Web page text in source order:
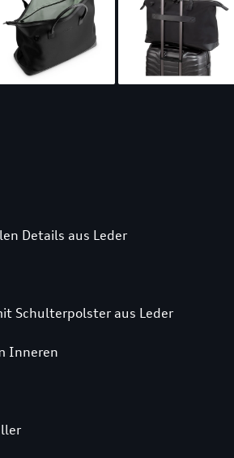
Details aus Leder
Schulterpolster aus Leder
Inneren